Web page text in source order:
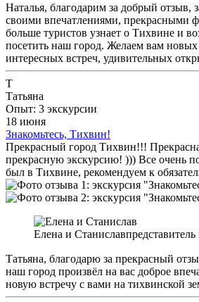
Наталья, благодарим за добрый отзыв,
своими впечатлениями, прекрасными
больше туристов узнает о Тихвине и
посетить наш город. Желаем вам
интересных встреч, удивительных
Т
Татьяна
Опыт: 3 экскурсии
18 июня
Знакомьтесь, Тихвин!
Прекрасный город Тихвин!!!
прекрасную экскурсию! ))) Все очень
был в Тихвине, рекомендуем к
Елена и Станислав
Татьяна, благодарю за прекрасный
наш город произвёл на вас доброе
новую встречу с вами на тихвинской